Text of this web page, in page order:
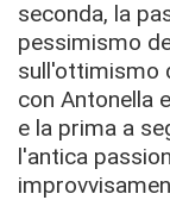
seconda, la
pessimismo
sull'ottimismo
con Antonella
e la prima a
l'antica